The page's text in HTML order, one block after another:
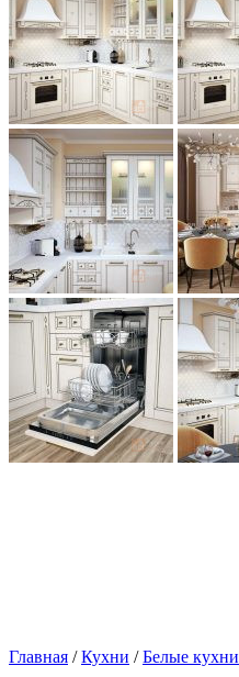
Главная /Кухни /Белые кухни